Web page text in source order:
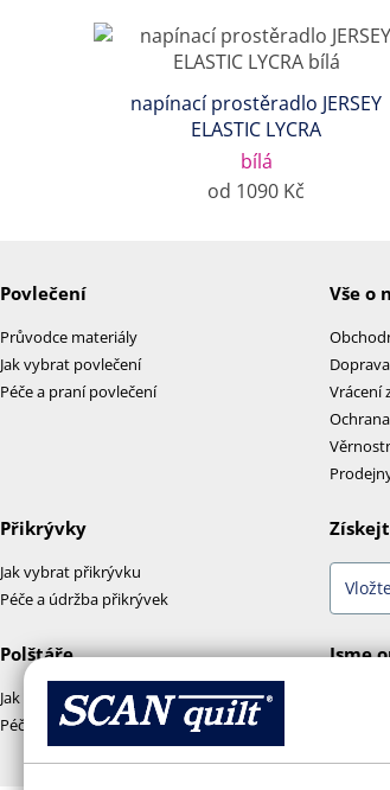
napínací prostěradlo JERSEY
ELASTIC LYCRA
bílá
od 1090 Kč
Povlečení
Průvodce materiály
Jak vybrat povlečení
Péče a praní povlečení
Vše o
Vrácení
Přikrývky
Jak vybrat přikrývku
Péče a údržba přikrývek
Polštáře
Jak vybrat polštář
Péče a praní polštářů
Jsme